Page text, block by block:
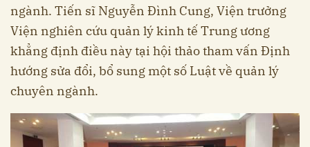
ngành. Tiến sĩ Nguyễn Đình Cung, Viện trưởng
Viện nghiên cứu quản lý kinh tế Trung ương
khẳng định điều này tại hội thảo tham vấn Định
hướng sửa đổi, bổ sung một số Luật về quản lý
chuyên ngành.